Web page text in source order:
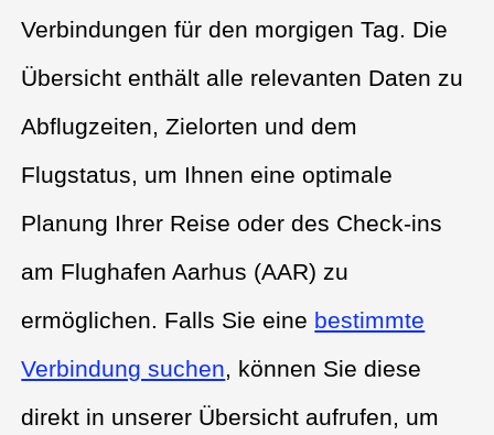
Verbindungen für den morgigen Tag. Die
Übersicht enthält alle relevanten Daten zu
Abflugzeiten, Zielorten und dem
Flugstatus, um Ihnen eine optimale
Planung Ihrer Reise oder des Check-ins
am Flughafen Aarhus (AAR) zu
ermöglichen. Falls Sie eine bestimmte
Verbindung suchen, können Sie diese
direkt in unserer Übersicht aufrufen, um